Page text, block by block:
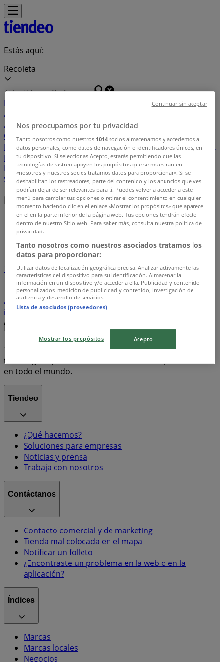
Estás aquí:
Recoleta
Destacados
Alimentación
AccesoriosPerfumerías y BellezaFerretería y
ConstrucciónComputación y ElectrónicaCódigos De
DescuentoMuebles y DecoraciónFarmacias y SaludAutos,
Motos y RepuestosDeporteJuguetes y
NiñosRestaurantes y PasteleríasViajes y OcioBancos y
Servicios
Índice de ofertas en Recoleta
Tiendeo en Recoleta»
1
Supermercados y Alimentación
Ropa, Zapatos y
Accesorios
Computación y Electrónica
iPhone
carnes televisores
Tiendeo forma parte de Shopfully, la empresa
tecnológica que está reinventando las compras locales
en todo el mundo.
Tiendeo
¿Qué hacemos?
Soluciones para empresas
Noticias y prensa
Trabaja con nosotros
Contáctanos
Contacto comercial y de marketing
Tienda mal colocada en el mapa
Notificar un folleto
¿Encontraste un problema en la web o en la
aplicación?
Índices
Marcas
Marcas locales
Negocios
Nos preocupamos por tu privacidad
Tanto nosotros como nuestros 1014 socios almacenamos y accedemos a
datos personales, como datos de navegación o identificadores únicos, en
tu dispositivo. Si seleccionas Acepto, estarás permitiendo que las
tecnologías de rastreo apoyen los propósitos que se muestran en
«nosotros y nuestros socios tratamos datos para proporcionar». Si se
deshabilitan los rastreadores, parte del contenido y los anuncios que ves
podrían dejar de ser relevantes para ti. Puedes volver a acceder a este
menú para cambiar tus opciones o retirar el consentimiento en cualquier
momento haciendo clic en el enlace «Mostrar los propósitos» que aparece
en el en la parte inferior de la página web. Tus opciones tendrán efecto
dentro de nuestro Sitio web. Para saber más, consulta nuestra política de
privacidad.
Tanto nosotros como nuestros asociados tratamos los
datos para proporcionar:
Utilizar datos de localización geográfica precisa. Analizar activamente las
características del dispositivo para su identificación. Almacenar la
información en un dispositivo y/o acceder a ella. Publicidad y contenido
personalizados, medición de publicidad y contenido, investigación de
audiencia y desarrollo de servicios.
Lista de asociados (proveedores)
Mostrar los propósitos Acepto
Continuar sin aceptar